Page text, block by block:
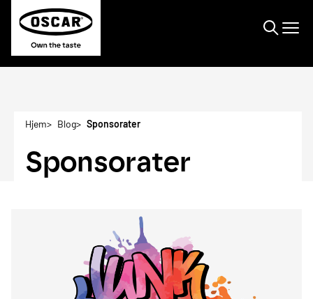
Søge
Hjem Blog Sponsorater
Sponsorater